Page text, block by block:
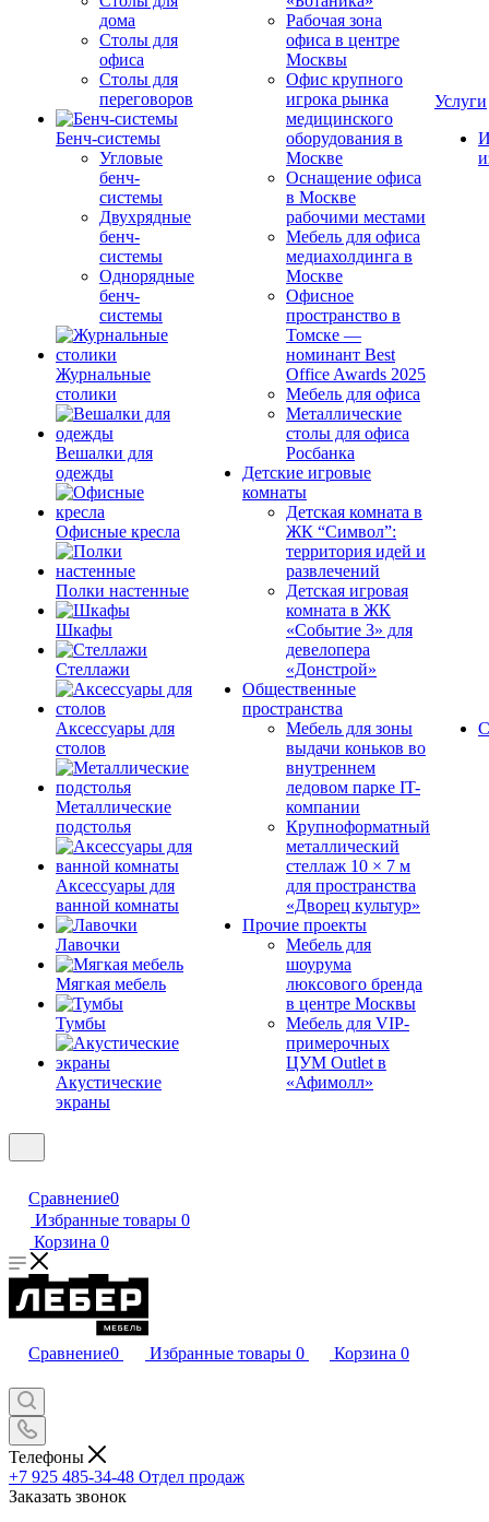
дома
Столы для
офиса
Столы для
переговоров
Бенч-системы
Угловые
бенч-
системы
Двухрядные
бенч-
системы
Однорядные
бенч-
системы
Журнальные
столики
Вешалки для
одежды
Офисные кресла
Полки настенные
Шкафы
Стеллажи
Аксессуары для
столов
Металлические
подстолья
Аксессуары для
ванной комнаты
Лавочки
Мягкая мебель
Тумбы
Акустические
экраны
Рабочая зона
офиса в центре
Москвы
Офис крупного
игрока рынка
медицинского
оборудования в
Москве
Оснащение офиса
в Москве
рабочими местами
Мебель для офиса
медиахолдинга в
Москве
Офисное
пространство в
Томске —
номинант Best
Office Awards 2025
Мебель для офиса
Металлические
столы для офиса
Росбанка
Детские игровые
комнаты
Детская комната в
ЖК “Символ”:
территория идей и
развлечений
Детская игровая
комната в ЖК
«Событие 3» для
девелопера
«Донстрой»
Общественные
пространства
Мебель для зоны
выдачи коньков во
внутреннем
ледовом парке IT-
компании
Крупноформатный
металлический
стеллаж 10 × 7 м
для пространства
«Дворец культур»
Прочие проекты
Мебель для
шоурума
люксового бренда
в центре Москвы
Мебель для VIP-
примерочных
ЦУМ Outlet в
«Афимолл»
Услуги
Сравнение0
Избранные товары 0
Корзина 0
Сравнение0 Избранные товары 0 Корзина 0
Телефоны
+7 925 485-34-48 Отдел продаж
Заказать звонок